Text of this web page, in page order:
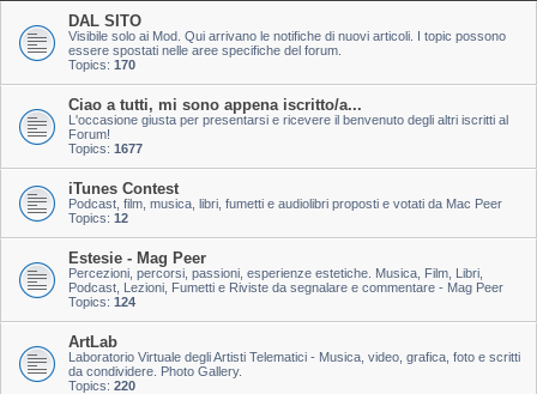
DAL SITO
Visibile solo ai Mod. Qui arrivano le notifiche di nuovi articoli. I topic possono
essere spostati nelle aree specifiche del forum.
Topics: 170
Ciao a tutti, mi sono appena iscritto/a...
L'occasione giusta per presentarsi e ricevere il benvenuto degli altri iscritti al
Forum!
Topics: 1677
iTunes Contest
Podcast, film, musica, libri, fumetti e audiolibri proposti e votati da Mac Peer
Topics: 12
Estesie - Mag Peer
Percezioni, percorsi, passioni, esperienze estetiche. Musica, Film, Libri,
Podcast, Lezioni, Fumetti e Riviste da segnalare e commentare - Mag Peer
Topics: 124
ArtLab
Laboratorio Virtuale degli Artisti Telematici - Musica, video, grafica, foto e scritti
da condividere. Photo Gallery.
Topics: 220